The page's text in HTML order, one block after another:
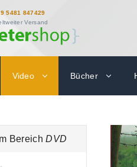
5481 847429
Versand
Video Bücher
BereichDVD